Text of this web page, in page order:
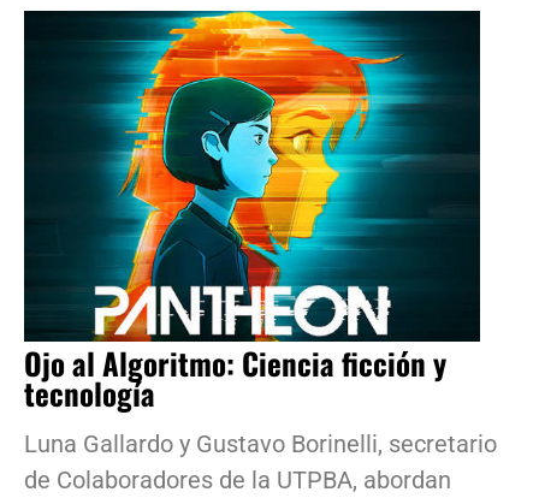
Ojo al Algoritmo: Ciencia ficción y
tecnología
Luna Gallardo y Gustavo Borinelli, secretario
de Colaboradores de la UTPBA, abordan